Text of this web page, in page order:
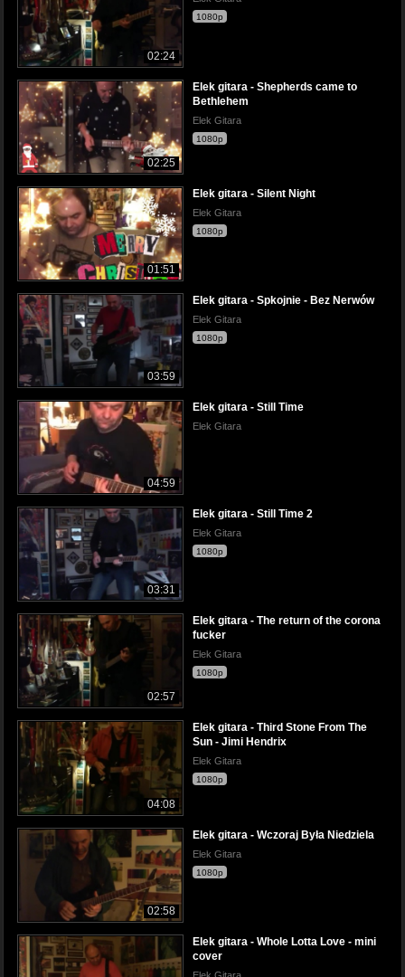
02:24
1080p
02:25
Elek gitara - Shepherds came to
Bethlehem
Elek Gitara
1080p
01:51
Elek gitara - Silent Night
Elek Gitara
1080p
03:59
Elek gitara - Spkojnie - Bez Nerwów
Elek Gitara
1080p
04:59
Elek gitara - Still Time
Elek Gitara
03:31
Elek gitara - Still Time 2
Elek Gitara
1080p
02:57
Elek gitara - The return of the corona
fucker
Elek Gitara
1080p
04:08
Elek gitara - Third Stone From The
Sun - Jimi Hendrix
Elek Gitara
1080p
02:58
Elek gitara - Wczoraj Była Niedziela
Elek Gitara
1080p
Elek gitara - Whole Lotta Love - mini
cover